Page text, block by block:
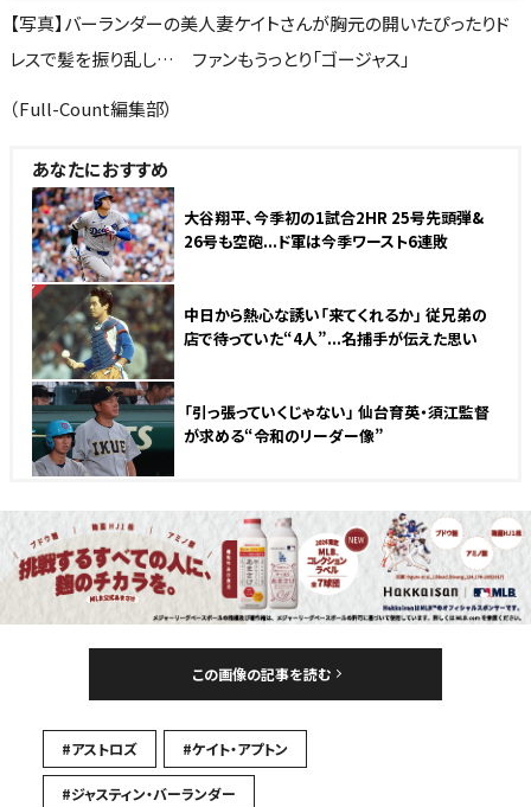
【写真】バーランダーの美人妻ケイトさんが胸元の開いたぴったりド
レスで髪を振り乱し… ファンもうっとり「ゴージャス」
（Full-Count編集部）
あなたにおすすめ
大谷翔平、今季初の1試合2HR 25号先頭弾&
26号も空砲...ド軍は今季ワースト6連敗
NEW
中日から熱心な誘い「来てくれるか」 従兄弟の
店で待っていた“4人”...名捕手が伝えた思い
「引っ張っていくじゃない」 仙台育英・須江監督
が求める“令和のリーダー像”
この画像の記事を読む
#アストロズ #ケイト・アプトン
#ジャスティン・バーランダー